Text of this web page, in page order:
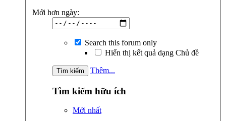
Mới hơn ngày:
Search this forum only
Hiển thị kết quả dạng Chủ đề
Thêm...
Tìm kiếm hữu ích
Mới nhất